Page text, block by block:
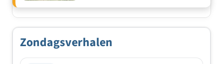
Zondagsverhalen